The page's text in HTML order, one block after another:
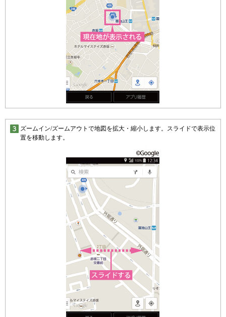
ズームイン/ズームアウトで地図を拡大・縮小します。スライドで表示位
置を移動します。